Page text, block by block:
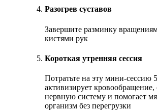
Разогрев суставов
Завершите разминку
кистями рук
Короткая утренняя сессия
Потратьте на эту мини-сессию
активизирует кровообращение,
нервную систему и помогает
организм без перегрузки